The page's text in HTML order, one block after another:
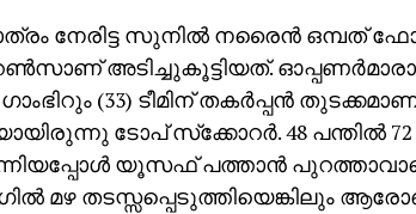
നേരിട്ട സുനില്‍ നരൈന്‍ ഒമ്പത്
അടിച്ചുകൂട്ടിയത്.
(33) ടീമിന് തകര്‍പ്പന്‍
ടോപ് സ്‌ക്കോറര്‍. 48 പന്തില്‍
യൂസഫ് പത്താന്‍
മഴ തടസ്സപ്പെടുത്തിയെങ്കിലും